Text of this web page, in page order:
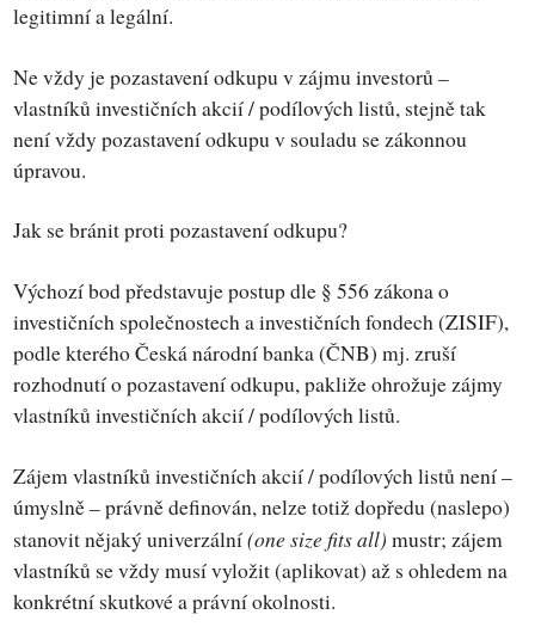
legitimní a legální.
Ne vždy je pozastavení odkupu v zájmu investorů –
vlastníků investičních akcií / podílových listů, stejně tak
není vždy pozastavení odkupu v souladu se zákonnou
úpravou.
Jak se bránit proti pozastavení odkupu?
Výchozí bod představuje postup dle § 556 zákona o
investičních společnostech a investičních fondech (ZISIF),
podle kterého Česká národní banka (ČNB) mj. zruší
rozhodnutí o pozastavení odkupu, pakliže ohrožuje zájmy
vlastníků investičních akcií / podílových listů.
Zájem vlastníků investičních akcií / podílových listů není –
úmyslně – právně definován, nelze totiž dopředu (naslepo)
stanovit nějaký univerzální(one size fits all) mustr; zájem
vlastníků se vždy musí vyložit (aplikovat) až s ohledem na
konkrétní skutkové a právní okolnosti.